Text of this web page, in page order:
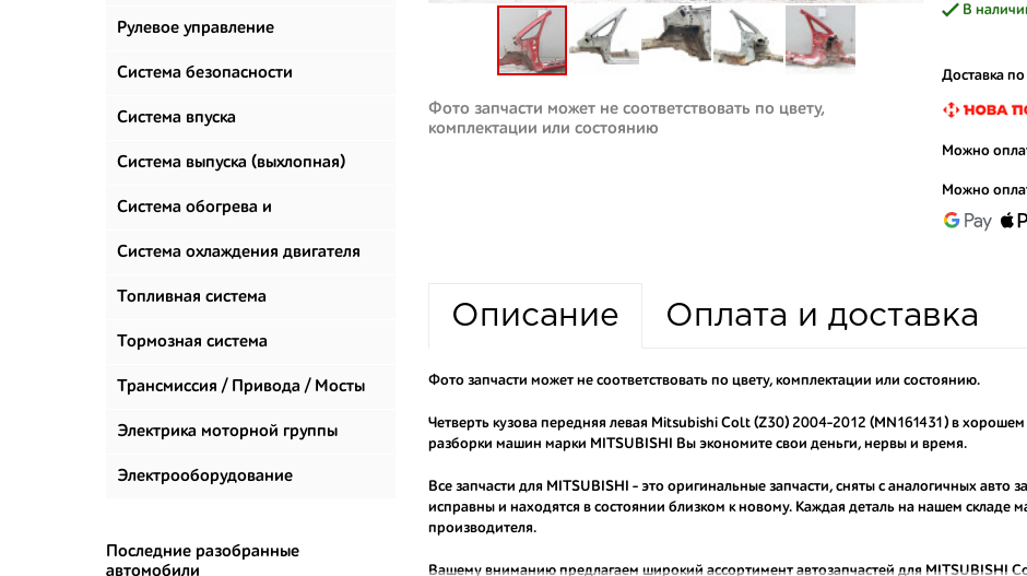
Рулевое управление
Система безопасности
Система впуска
Система выпуска (выхлопная)
Система обогрева и
климатизации
Система охлаждения двигателя
Топливная система
Тормозная система
Трансмиссия / Привода / Мосты
Электрика моторной группы
Электрооборудование
Последние разобранные
автомобили
Фото запчасти может не соответствовать по цвету,
комплектации или состоянию
В
Доставка
Можно
Можно
Описание Оплата и доставка
Фото запчасти может не соответствовать по цвету, комплектации или состоянию.
Четверть кузова передняя левая Mitsubishi Colt (Z30) 2004-2012 (MN161431) в
разборки машин марки MITSUBISHI Вы экономите свои деньги, нервы и время.
Все запчасти для MITSUBISHI - это оригинальные запчасти, сняты с аналогичных авто
исправны и находятся в состоянии близком к новому. Каждая деталь на нашем складе
производителя.
Вашему вниманию предлагаем широкий ассортимент автозапчастей для MITSUBISHI